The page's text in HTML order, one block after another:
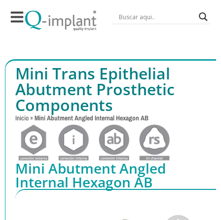
Mini Trans Epithelial
Abutment Prosthetic
Components
Inicio »Mini Abutment Angled Internal Hexagon AB
Mini Abutment Angled
Internal Hexagon AB